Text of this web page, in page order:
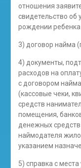
отношения
свидетельство об
рождении ребенка
3) договор найма
4) документы,
расходов на
с договором
(кассовые чеки,
средств
помещения,
денежных средств
наймодателя
указанием
5) справка с